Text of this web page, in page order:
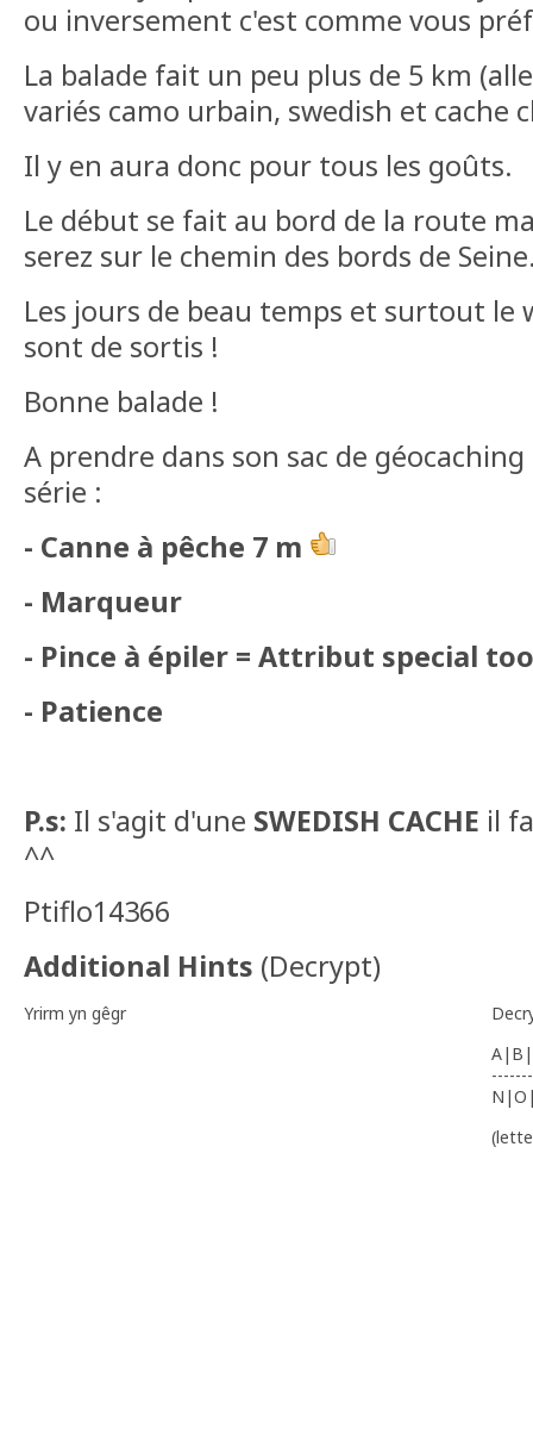
ou inversement c'est comme vous
La balade fait un peu plus de 5 km
variés camo urbain, swedish et cache
Il y en aura donc pour tous les goûts.
Le début se fait au bord de la route
serez sur le chemin des bords de
Les jours de beau temps et surtout le
sont de sortis !
Bonne balade !
A prendre dans son sac de
série :
- Canne à pêche 7 m
- Marqueur
- Pince à épiler = Attribut special
- Patience
P.s: Il s'agit d'une SWEDISH CACHE il
^^
Ptiflo14366
Additional Hints (Decrypt)
Yrirm yn gêgr